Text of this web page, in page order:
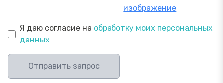
изображение
Я даю согласие на обработку моих персональных
данных
Отправить запрос